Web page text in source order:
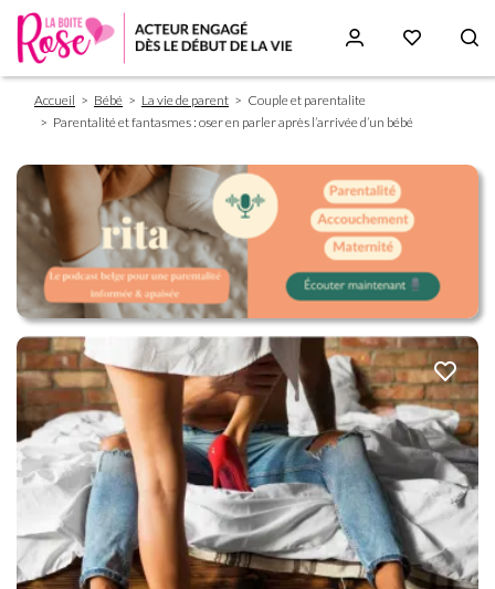
Fil
d'Ariane
Accueil Bébé La vie de parent
Couple et parentalite
Parentalité et fantasmes : oser en parler après l’arrivée d’un bébé